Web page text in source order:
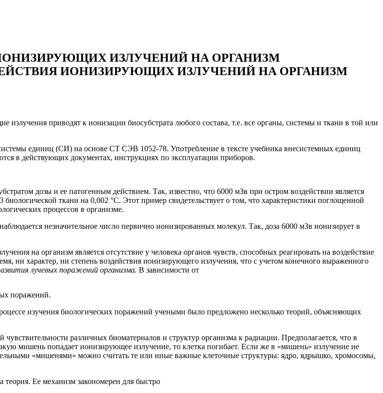
ИЗЛУЧЕНИЙ НА ОРГАНИЗМ
ИОНИЗИРУЮЩИХ ИЗЛУЧЕНИЙ НА ОРГАНИЗМ
приводят к ионизации биосубстрата любого состава, т.е. все органы, системы и ткани в той или
единиц (СИ) на основе СТ СЭВ 1052-78. Употребление в тексте учебника внесистемных единиц
в действующих документах, инструкциях по эксплуатации приборов.
дозы и ее патогенным действием. Так, известно, что 6000 мЗв при остром воздействии является
ткани на 0,002 °С. Этот пример свидетельствует о том, что характеристики поглощенной
процессов в организме.
незначительное число первично ионизированных молекул. Так, доза 6000 мЗв ионизирует в
на организм является отсутствие у человека органов чувств, способных реагировать на воздействие
ни характер, ни степень воздействия ионизирующего излучения, что с учетом конечного выраженного
лучевых поражений организма. В зависимости от
поражений.
изучения биологических поражений учеными было предложено несколько теорий, объясняющих
чувствительности различных биоматериалов и структур организма к радиации. Предполагается, что в
мишень попадает ионизирующее излучение, то клетка погибает. Если же в «мишень» излучение не
«мишенями» можно считать те или иные важные клеточные структуры: ядро, ядрышко, хромосомы,
Ее механизм закономерен для быстро